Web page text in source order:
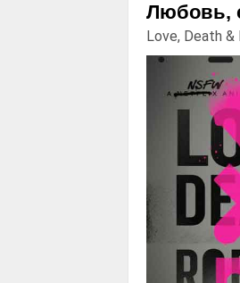
Любовь,
Love, Death &